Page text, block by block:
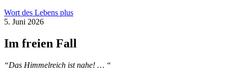
Wort des Lebens plus
5. Juni 2026
Im freien Fall
“Das Himmelreich ist nahe! … “